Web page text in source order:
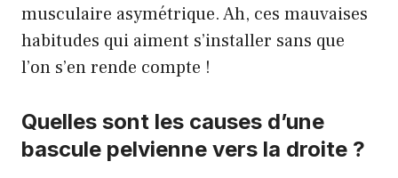
musculaire asymétrique. Ah, ces mauvaises
habitudes qui aiment s’installer sans que
l’on s’en rende compte !
Quelles sont les causes d’une
bascule pelvienne vers la droite ?